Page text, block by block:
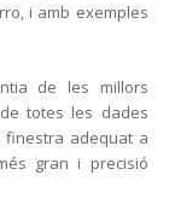
i amb exemples
de les millors
totes les dades
adequat a
gran i precisió